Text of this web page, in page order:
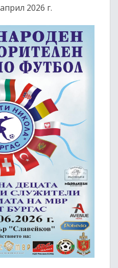
2026 г.